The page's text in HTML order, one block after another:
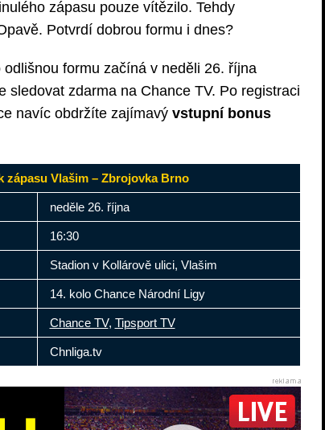
zápasu pouze vítězilo. Tehdy
Potvrdí dobrou formu i dnes?
formu začíná v neděli 26. října
sledovat zdarma na Chance TV. Po registraci
navíc obdržíte zajímavý vstupní bonus
zápasu Vlašim – Zbrojovka Brno
neděle 26. října
16:30
Stadion v Kollárově ulici, Vlašim
14. kolo Chance Národní Ligy
Chance TV, Tipsport TV
Chnliga.tv